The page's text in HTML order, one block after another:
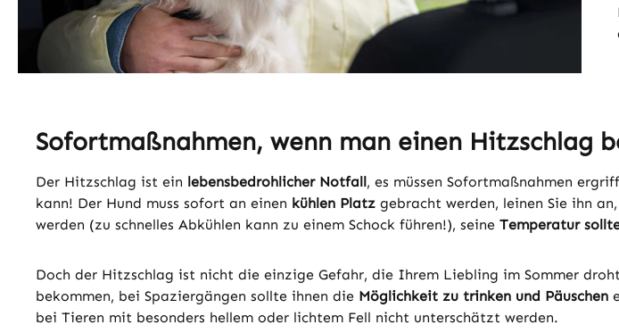
Sofortmaßnahmen, wenn man einen Hitzschlag
Der Hitzschlag ist ein lebensbedrohlicher Notfall, es müssen Sofortmaßnahmen
kann! Der Hund muss sofort an einen kühlen Platz gebracht werden, leinen Sie ihn
werden (zu schnelles Abkühlen kann zu einem Schock führen!), seine Temperatur
Doch der Hitzschlag ist nicht die einzige Gefahr, die Ihrem Liebling im Sommer
bekommen, bei Spaziergängen sollte ihnen die Möglichkeit zu trinken und Päuschen
bei Tieren mit besonders hellem oder lichtem Fell nicht unterschätzt werden.